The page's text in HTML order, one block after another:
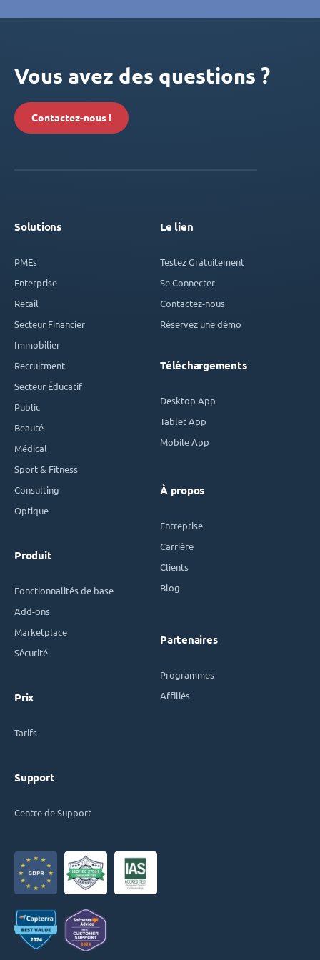
Vous avez des questions ?
Contactez-nous !
Solutions
PMEs
Enterprise
Retail
Secteur Financier
Immobilier
Recruitment
Secteur Éducatif
Public
Beauté
Médical
Sport & Fitness
Consulting
Optique
Produit
Fonctionnalités de base
Add-ons
Marketplace
Sécurité
Prix
Tarifs
Support
Centre de Support
Le lien
Testez Gratuitement
Se Connecter
Contactez-nous
Réservez une démo
Téléchargements
Desktop App
Tablet App
Mobile App
À propos
Entreprise
Carrière
Clients
Blog
Partenaires
Programmes
Affiliés